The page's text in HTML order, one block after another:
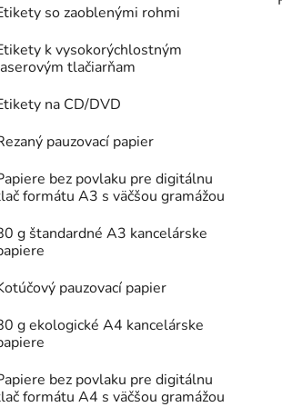
so zaoblenými rohmi
k vysokorýchlostným
tlačiarňam
na CD/DVD
pauzovací papier
bez povlaku pre digitálnu
formátu A3 s väčšou gramážou
g štandardné A3 kancelárske
pauzovací papier
g ekologické A4 kancelárske
bez povlaku pre digitálnu
formátu A4 s väčšou gramážou